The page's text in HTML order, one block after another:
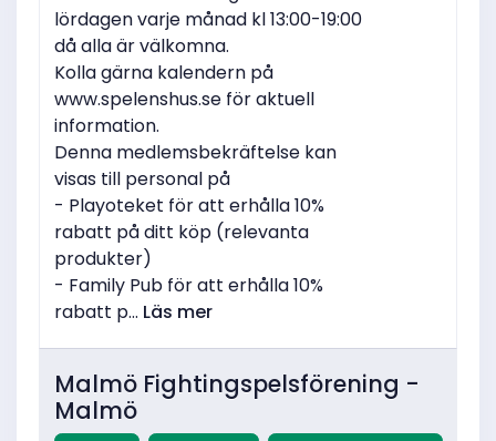
lördagen varje månad kl 13:00-19:00
då alla är välkomna.
Kolla gärna kalendern på
www.spelenshus.se för aktuell
information.
Denna medlemsbekräftelse kan
visas till personal på
- Playoteket för att erhålla 10%
rabatt på ditt köp (relevanta
produkter)
- Family Pub för att erhålla 10%
rabatt p... Läs mer
Malmö Fightingspelsförening -
Malmö